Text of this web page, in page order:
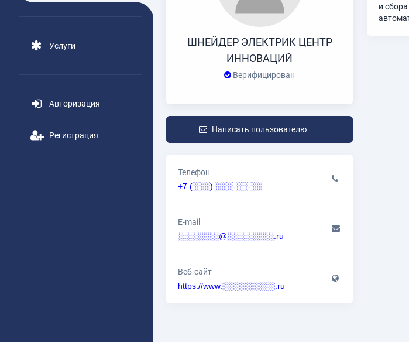
Услуги
Авторизация
Регистрация
ШНЕЙДЕР ЭЛЕКТРИК ЦЕНТР
ИННОВАЦИЙ
Верифицирован
Написать пользователю
Телефон
+7 (░░░) ░░░-░░-░░
E-mail
░░░░░░░@░░░░░░░░.ru
Веб-сайт
https://www.░░░░░░░░░.ru
и